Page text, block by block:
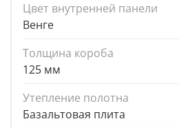
Цвет внутренней панели
Венге
Толщина короба
125 мм
Утепление полотна
Базальтовая плита